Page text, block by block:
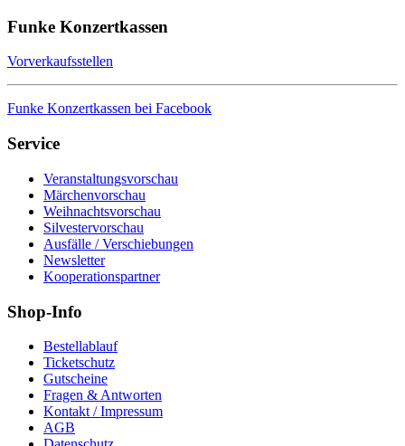
Funke Konzertkassen
Vorverkaufsstellen
Funke Konzertkassen bei Facebook
Service
Veranstaltungsvorschau
Märchenvorschau
Weihnachtsvorschau
Silvestervorschau
Ausfälle / Verschiebungen
Newsletter
Kooperationspartner
Shop-Info
Bestellablauf
Ticketschutz
Gutscheine
Fragen & Antworten
Kontakt / Impressum
AGB